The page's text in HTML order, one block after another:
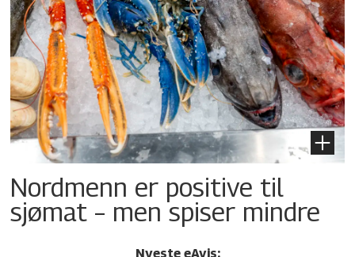
Nordmenn er positive til
sjømat – men spiser mindre
Nyeste eAvis: